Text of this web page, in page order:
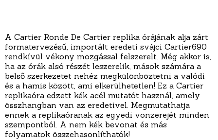
A Cartier Ronde De Cartier replika órájának alja zárt
formatervezésű, importált eredeti svájci Cartier690
rendkívül vékony mozgással felszerelt. Még akkor is,
ha az órák alsó részét leszerelik, mások számára a
belső szerkezetet nehéz megkülönböztetni a valódi
és a hamis között, ami elkerülhetetlen! Ez a Cartier
replikaóra edzett kék acél mutatót használ, amely
összhangban van az eredetivel. Megmutathatja
ennek a replikaóranak az egyedi vonzerejét minden
szempontból. A nem kék bevonat és más
folyamatok összehasonlíthatók!